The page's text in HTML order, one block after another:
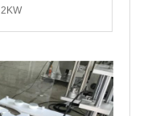
2KW